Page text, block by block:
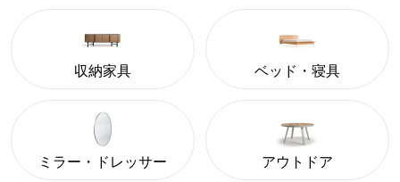
収納家具 ベッド・寝具
ミラー・ドレッサー アウトドア